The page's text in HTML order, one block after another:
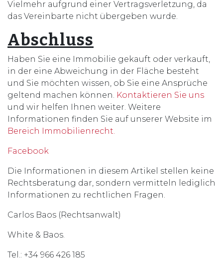
Vielmehr aufgrund einer Vertragsverletzung, da
das Vereinbarte nicht übergeben wurde.
Abschluss
Haben Sie eine Immobilie gekauft oder verkauft,
in der eine Abweichung in der Fläche besteht
und Sie möchten wissen, ob Sie eine Ansprüche
geltend machen können. Kontaktieren Sie uns
und wir helfen Ihnen weiter. Weitere
Informationen finden Sie auf unserer Website im
Bereich Immobilienrecht.
Facebook
Die Informationen in diesem Artikel stellen keine
Rechtsberatung dar, sondern vermitteln lediglich
Informationen zu rechtlichen Fragen.
Carlos Baos (Rechtsanwalt)
White & Baos.
Tel.: +34 966 426 185